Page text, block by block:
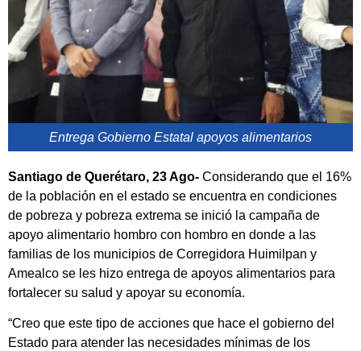
Entrega Gobierno Estatal apoyos alimentarios
Santiago de Querétaro, 23 Ago- Considerando que el 16%
de la población en el estado se encuentra en condiciones
de pobreza y pobreza extrema se inició la campaña de
apoyo alimentario hombro con hombro en donde a las
familias de los municipios de Corregidora Huimilpan y
Amealco se les hizo entrega de apoyos alimentarios para
fortalecer su salud y apoyar su economía.
“Creo que este tipo de acciones que hace el gobierno del
Estado para atender las necesidades mínimas de los